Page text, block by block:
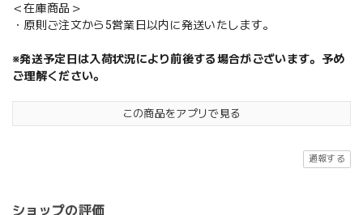
＜在庫商品＞
・原則ご注文から5営業日以内に発送いたします。
※発送予定日は入荷状況により前後する場合がございます。予め
ご理解ください。
この商品をアプリで見る
通報する
ショップの評価